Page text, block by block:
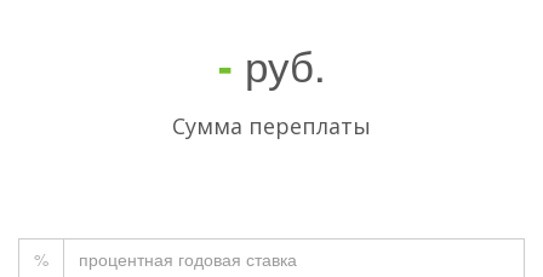
- руб.
Сумма переплаты
%